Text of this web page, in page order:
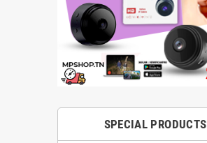
SPECIAL PRODUCTS